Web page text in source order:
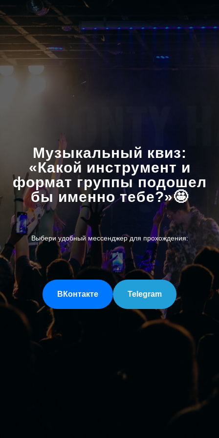
Музыкальный квиз:
«Какой инструмент и
формат группы подошел
бы именно тебе?»🤩
Выбери удобный мессенджер для прохождения:
ВКонтакте Telegram